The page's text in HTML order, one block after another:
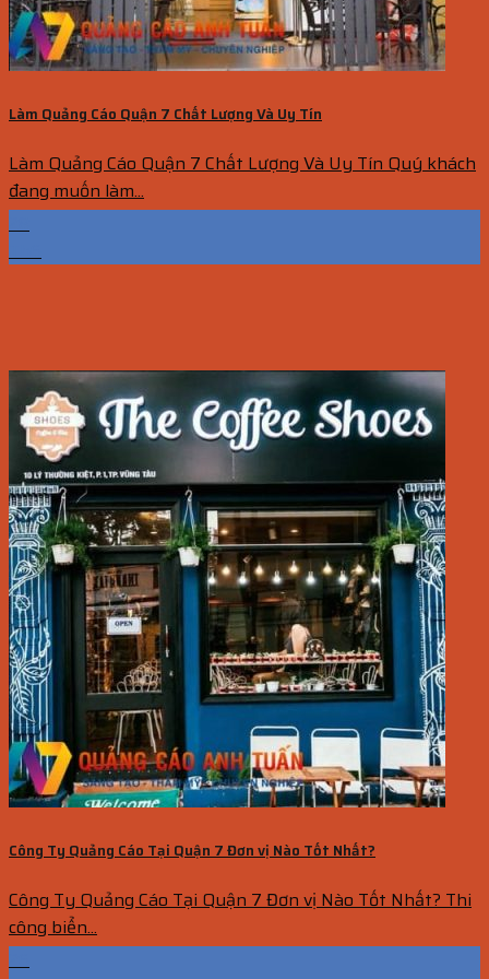
Làm Quảng Cáo Quận 7 Chất Lượng Và Uy Tín
Làm Quảng Cáo Quận 7 Chất Lượng Và Uy Tín Quý khách
đang muốn làm...
28
Th6
Công Ty Quảng Cáo Tại Quận 7 Đơn vị Nào Tốt Nhất?
Công Ty Quảng Cáo Tại Quận 7 Đơn vị Nào Tốt Nhất? Thi
công biển...
26